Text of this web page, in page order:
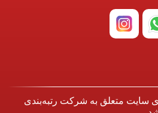
سایت متعلق به شرکت رتبه‌بندی